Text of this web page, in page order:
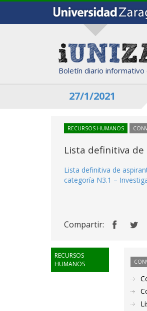
Boletín diario informativo
27/1/2021
RECURSOS HUMANOS
Lista definitiva
Lista definitiva de
categoría N3.1 –
Compartir:
RECURSOS
HUMANOS